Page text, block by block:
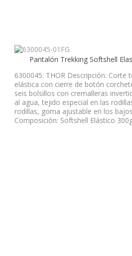
Pantalón Trekking Softshell
6300045: THOR Descripción: Corte
elástica con cierre de botón
seis bolsillos con cremalleras
al agua, tejido especial en las
rodillas, goma ajustable en los
Composición: Softshell Elástico